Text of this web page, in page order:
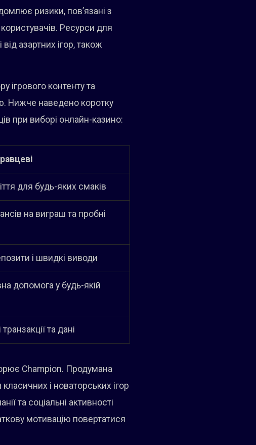
ризики, пов’язані з
Ресурси для
азартних ігор, також
ігрового контенту та
Нижче наведено коротку
при виборі онлайн-казино:
для будь-яких смаків
на виграш та пробні
і швидкі виводи
допомога у будь-якій
та дані
Champion. Продумана
і новаторських ігор
та соціальні активності
мотивацію повертатися